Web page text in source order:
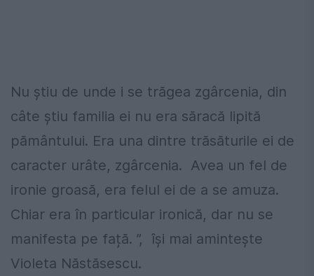
Nu ştiu de unde i se trăgea zgârcenia, din
câte ştiu familia ei nu era săracă lipită
pământului. Era una dintre trăsăturile ei de
caracter urâte, zgârcenia. Avea un fel de
ironie groasă, era felul ei de a se amuza.
Chiar era în particular ironică, dar nu se
manifesta pe față. ”, își mai amintește
Violeta Năstăsescu.